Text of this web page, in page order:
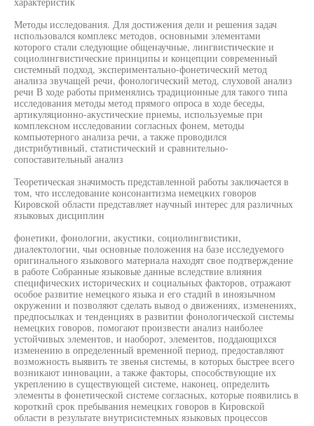
Методы исследования. Для достижения дели и решения задач
использовался комплекс методов, основными элементами
которого стали следующие общенаучные, лингвистические и
социолингвистические принципы и концепции современный
системный подход, экспериментально-фонетический метод
анализа звучащей речи, фонологический метод, слуховой анализ
речи В ходе работы применялись традиционные для такого типа
исследования методы метод прямого опроса в ходе беседы,
артикуляционно-акустические приемы, используемые при
комплексном исследовании согласных фонем, методы
компьютерного анализа речи, а также проводился
дистрибутивный, статистический и сравнительно-
сопоставительный анализ
Теоретическая значимость представленной работы заключается в
том, что исследование консонантизма немецких говоров
Кировской области представляет научный интерес для различных
языковых дисциплин
фонетики, фонологии, акустики, социолингвистики,
диалектологии, чьи основные положения на базе исследуемого
оригинального языкового материала находят свое подтверждение
в работе Собранные языковые данные вследствие влияния
специфических исторических и социальных факторов, отражают
особое развитие немецкого языка и его стадий в иноязычном
окружении и позволяют сделать вывод о движениях, изменениях,
предпосылках и тенденциях в развитии фонологической системы
немецких говоров, помогают произвести анализ наиболее
устойчивых элементов, и наоборот, элементов, поддающихся
изменению в определенный временной период, предоставляют
возможность выявить те звенья системы, в которых быстрее всего
возникают инновации, а также факторы, способствующие их
укреплению в существующей системе, наконец, определить
элементы в фонетической системе согласных, которые появились в
короткий срок пребывания немецких говоров в Кировской
области в результате внутрисистемных языковых процессов